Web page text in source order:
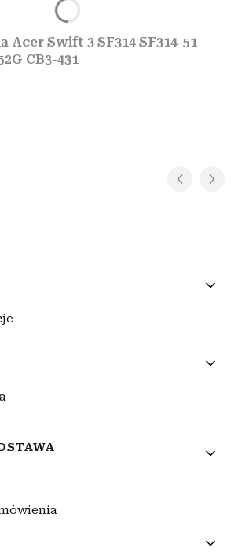
Acer Swift 3 SF314 SF314-51
CB3-431